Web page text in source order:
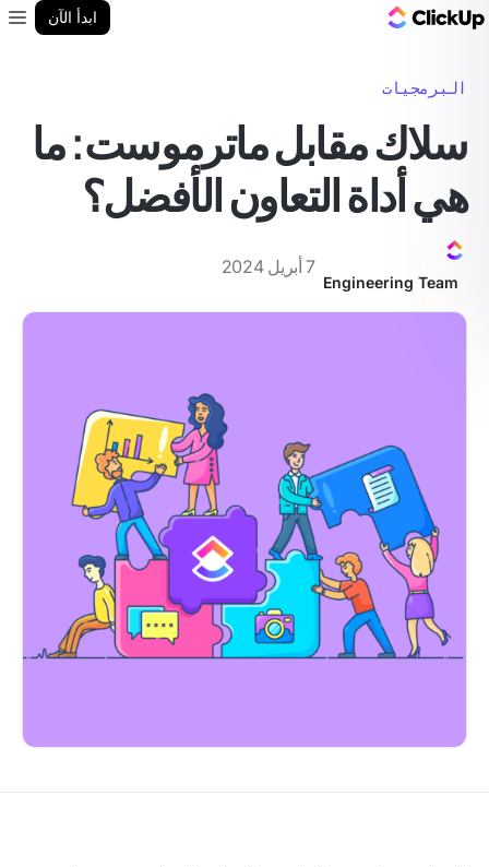
ابدأ الآن
البرمجيات
سلاك مقابل ماترموست: ما
هي أداة التعاون الأفضل؟
Engineering Team
7 أبريل 2024